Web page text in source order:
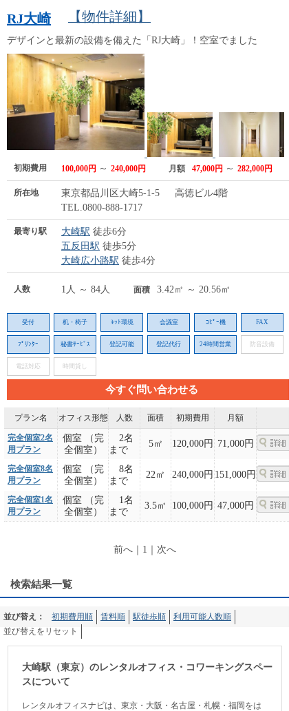
RJ大崎 【物件詳細】
デザインと最新の設備を備えた「RJ大崎」！空室でました
初期費用 100,000円 ～ 240,000円 月額 47,000円 ～ 282,000円
所在地
東京都品川区大崎5-1-5 高徳ビル4階
TEL.0800-888-1717
最寄り駅 大崎駅 徒歩6分
五反田駅 徒歩5分
大崎広小路駅 徒歩4分
人数 1人 ～ 84人 面積 3.42㎡ ～ 20.56㎡
受付 机・椅子 ﾈｯﾄ環境 会議室 ｺﾋﾟｰ機 FAX
ﾌﾟﾘﾝﾀｰ 秘書ｻｰﾋﾞｽ 登記可能 登記代行 24時間営業 防音設備
電話対応 時間貸し
今すぐ問い合わせる
プラン名 オフィス形態 人数 面積 初期費用 月額
完全個室2名
用プラン
個室 （完
全個室）
2名
まで
5㎡ 120,000円 71,000円
完全個室8名
用プラン
個室 （完
全個室）
8名
まで
22㎡ 240,000円 151,000円
完全個室1名
用プラン
個室 （完
全個室）
1名
まで
3.5㎡ 100,000円 47,000円
前へ｜ 1 次へ
検索結果一覧
並び替え： 初期費用順 賃料順 駅徒歩順
利用可能人数順
並び替えをリセット
大崎駅（東京）のレンタルオフィス・コワーキングスペー
スについて
レンタルオフィスナビは、東京・大阪・名古屋・札幌・福岡をは